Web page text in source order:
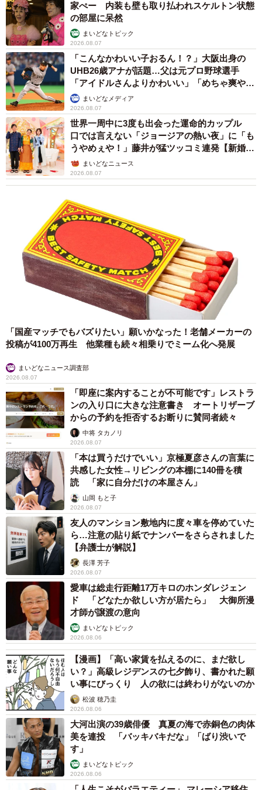
家ぺー 内装も壁も取り払われスケルトン状態
の部屋に呆然
まいどなトピック
2026.08.07
「こんなかわいい子おるん！？」大阪出身の
UHB26歳アナが話題…父は元プロ野球選手
「アイドルさんよりかわいい」「めちゃ爽や
か」まいどなメディア
2026.08.07
世界一周中に3度も出会った運命的カップル
口では言えない「ジョージアの熱い夜」に「も
うやめぇや！」藤井が猛ツッコミ連発【新婚さ
ん】まいどなニュース
2026.08.07
「国産マッチでもバズりたい」願いかなった！老舗メーカーの
投稿が4100万再生 他業種も続々相乗りでミーム化へ発展
まいどなニュース調査部
2026.08.07
「即座に案内することが不可能です」レストラ
ンの入り口に大きな注意書き オートリザーブ
からの予約を拒否するお断りに賛同者続々
中将 タカノリ
2026.08.07
「本は買うだけでいい」京極夏彦さんの言葉に
共感した女性→リビングの本棚に140冊を積
読 「家に自分だけの本屋さん」
山岡 もと子
2026.08.07
友人のマンション敷地内に度々車を停めていた
ら…注意の貼り紙でナンバーをさらされました
【弁護士が解説】
長澤 芳子
2026.08.07
愛車は総走行距離17万キロのホンダレジェン
ド 「どなたか欲しい方が居たら」 大御所漫
才師が譲渡の意向
まいどなトピック
2026.08.06
【漫画】「高い家賃を払えるのに、まだ欲し
い？」高級レジデンスの七夕飾り、書かれた願
い事にびっくり 人の欲には終わりがないのか
松波 穂乃圭
2026.08.06
大河出演の39歳俳優 真夏の海で赤銅色の肉体
美を連投 「バッキバキだな」「ばり渋いで
す」
まいどなトピック
2026.08.06